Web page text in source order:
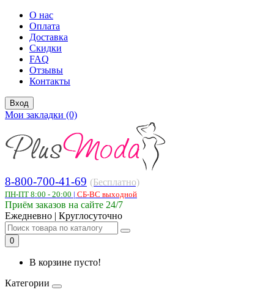
О нас
Оплата
Доставка
Скидки
FAQ
Отзывы
Контакты
Вход
Мои закладки (0)
8-800-700-41-69 (Бесплатно)
ПН-ПТ 8:00 - 20:00 | СБ-ВС выходной
Приём заказов на сайте 24/7
Ежедневно | Круглосуточно
0
В корзине пусто!
Категории